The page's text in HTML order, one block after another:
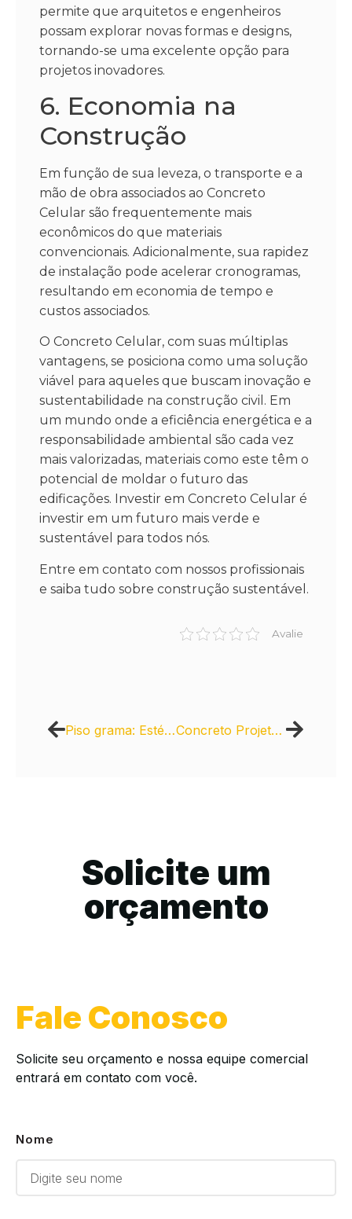
permite que arquitetos e engenheiros
possam explorar novas formas e designs,
tornando-se uma excelente opção para
projetos inovadores.
6. Economia na
Construção
Em função de sua leveza, o transporte e a
mão de obra associados ao Concreto
Celular são frequentemente mais
econômicos do que materiais
convencionais. Adicionalmente, sua rapidez
de instalação pode acelerar cronogramas,
resultando em economia de tempo e
custos associados.
O Concreto Celular, com suas múltiplas
vantagens, se posiciona como uma solução
viável para aqueles que buscam inovação e
sustentabilidade na construção civil. Em
um mundo onde a eficiência energética e a
responsabilidade ambiental são cada vez
mais valorizadas, materiais como este têm o
potencial de moldar o futuro das
edificações. Investir em Concreto Celular é
investir em um futuro mais verde e
sustentável para todos nós.
Entre em contato com nossos profissionais
e saiba tudo sobre construção sustentável.
Avalie
Piso grama: Estética e sustentabilidade para grandes empreendimentos Concreto Projetado: Resistência e proteção em estruturas complexas
Solicite um
orçamento
Fale Conosco
Solicite seu orçamento e nossa equipe comercial
entrará em contato com você.
Nome